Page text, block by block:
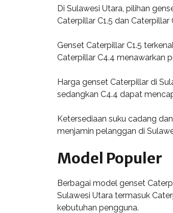
Di Sulawesi Utara, pilihan
Caterpillar C1.5 dan
Genset Caterpillar C1.5
Caterpillar C4.4 menawarkan
Harga genset Caterpillar di
sedangkan C4.4 dapat
Ketersediaan suku cadang
menjamin pelanggan di
Model Populer
Berbagai model genset
Sulawesi Utara termasuk
kebutuhan pengguna.